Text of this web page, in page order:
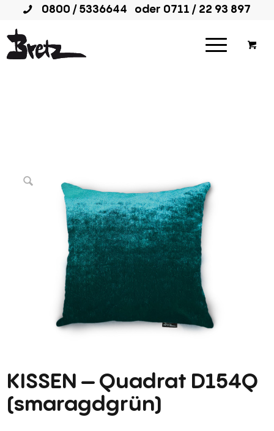
0800 / 5336644 oder 0711 / 22 93 897
KISSEN – Quadrat D154Q
(smaragdgrün)